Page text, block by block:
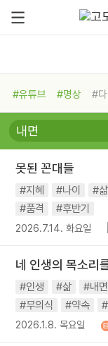
#유튜브 #명상 #
#비전캠프
#독서캠프
#희망
#나눔 #친구
#독서
#건강
못된 꼰대들
#지혜 #나이 #삶
#품격
#후반기
2026.7.14. 화요일
네 인생의 목소리
#인생 #삶 #내면
#무의식
#약속
2026.1.8. 목요일